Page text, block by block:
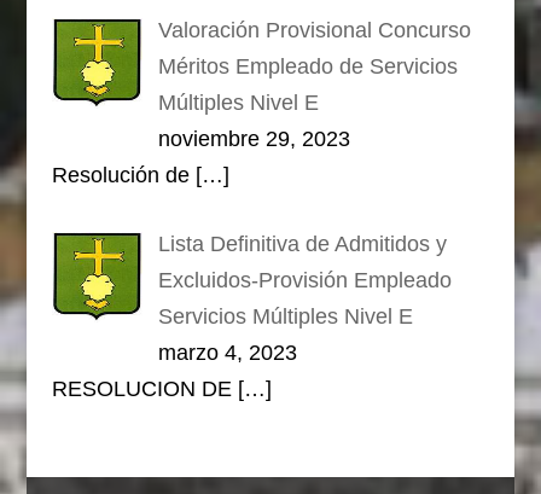
Valoración Provisional Concurso
Méritos Empleado de Servicios
Múltiples Nivel E
noviembre 29, 2023
Resolución de […]
Lista Definitiva de Admitidos y
Excluidos-Provisión Empleado
Servicios Múltiples Nivel E
marzo 4, 2023
RESOLUCION DE […]